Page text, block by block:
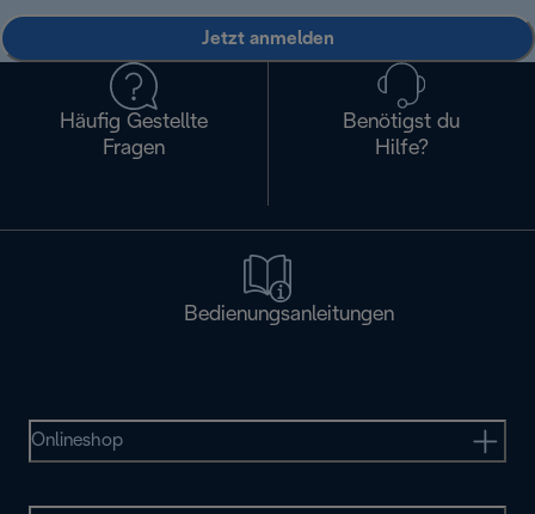
Jetzt anmelden
Häufig Gestellte
Fragen
Benötigst du
Hilfe?
Bedienungsanleitungen
Onlineshop